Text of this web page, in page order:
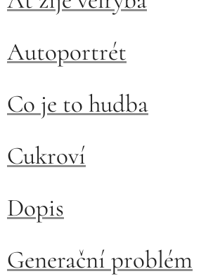
Autoportrét
Co je to hudba
Cukroví
Dopis
Generační problém